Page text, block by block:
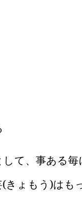
て、事ある毎
(きょもう )はも